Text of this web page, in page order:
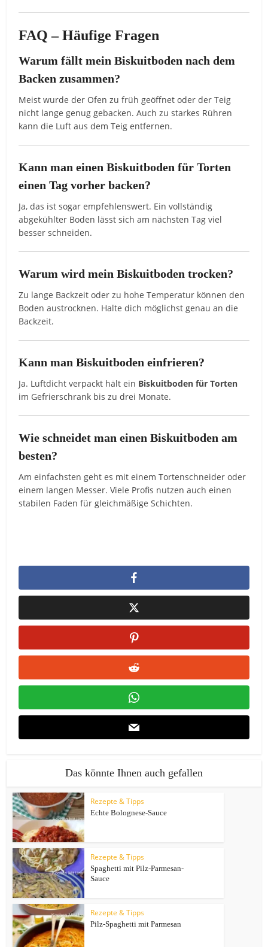
FAQ – Häufige Fragen
Warum fällt mein Biskuitboden nach dem
Backen zusammen?
Meist wurde der Ofen zu früh geöffnet oder der Teig
nicht lange genug gebacken. Auch zu starkes Rühren
kann die Luft aus dem Teig entfernen.
Kann man einen Biskuitboden für Torten
einen Tag vorher backen?
Ja, das ist sogar empfehlenswert. Ein vollständig
abgekühlter Boden lässt sich am nächsten Tag viel
besser schneiden.
Warum wird mein Biskuitboden trocken?
Zu lange Backzeit oder zu hohe Temperatur können den
Boden austrocknen. Halte dich möglichst genau an die
Backzeit.
Kann man Biskuitboden einfrieren?
Ja. Luftdicht verpackt hält ein Biskuitboden für Torten
im Gefrierschrank bis zu drei Monate.
Wie schneidet man einen Biskuitboden am
besten?
Am einfachsten geht es mit einem Tortenschneider oder
einem langen Messer. Viele Profis nutzen auch einen
stabilen Faden für gleichmäßige Schichten.
Das könnte Ihnen auch gefallen
Rezepte & Tipps
Echte Bolognese-Sauce
Rezepte & Tipps
Spaghetti mit Pilz-Parmesan-
Sauce
Rezepte & Tipps
Pilz-Spaghetti mit Parmesan